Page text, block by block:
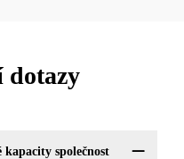
dotazy
společnost